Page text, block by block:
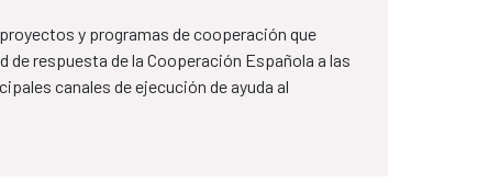
y programas de cooperación que
respuesta de la Cooperación Española a las
canales de ejecución de ayuda al